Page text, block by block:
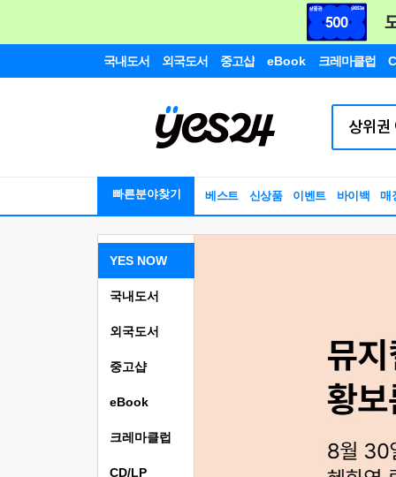
국내도서 외국도서 중고샵 eBook 크레마클럽
빠른분야찾기 베스트 신상품 이벤트 바이백 매
YES NOW
국내도서
외국도서
중고샵
eBook
크레마클럽
CD/LP